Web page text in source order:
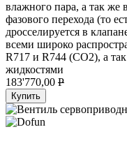
влажного пара, а так же
фазового перехода (то
дросселируется в
всеми широко
R717 и R744 (CO2), а
жидкостями
183'770,00 P
Купить